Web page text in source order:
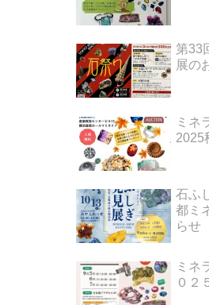
第33
展の
ミネ
2025
石ふ
都ミ
らせ
ミネ
０２